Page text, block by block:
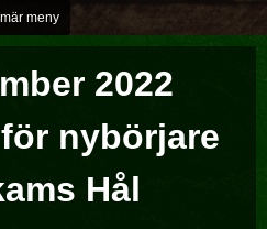
meny
2022
nybörjare
Hål